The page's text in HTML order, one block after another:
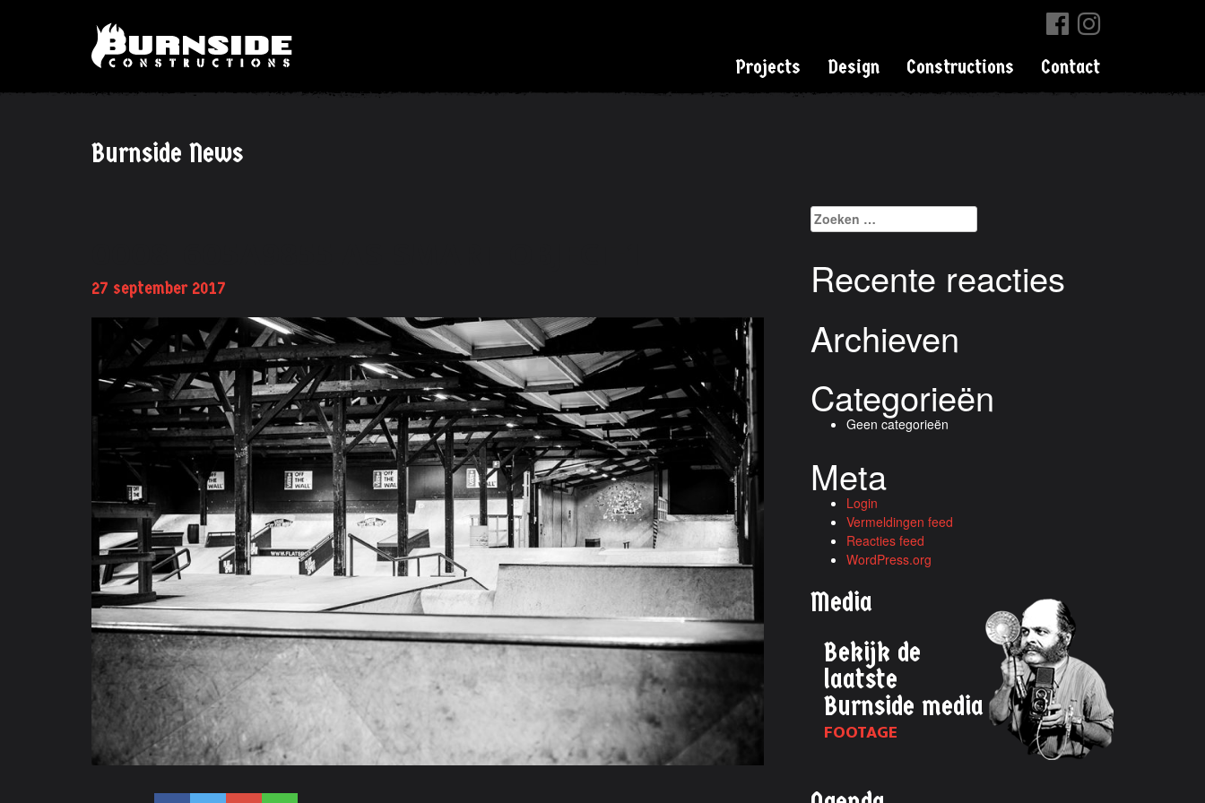
Projects Design Constructions Contact
Burnside News
27 september 2017
Zoeken
naar:
Recente reacties
Archieven
Categorieën
Geen categorieën
Meta
Login
Vermeldingen feed
Reacties feed
WordPress.org
Media
Bekijk de
laatste
Burnside media
FOOTAGE